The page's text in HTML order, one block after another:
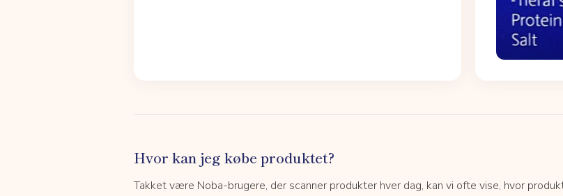
Hvor kan jeg købe produktet?
Takket være Noba-brugere, der scanner produkter hver dag, kan vi ofte vise, hvor